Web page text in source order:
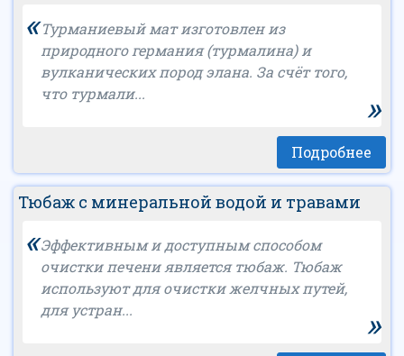
«Турманиевый мат изготовлен из
природного германия (турмалина) и
вулканических пород элана. За счёт того,
что турмали...
»
Подробнее
Тюбаж с минеральной водой и травами
«Эффективным и доступным способом
очистки печени является тюбаж. Тюбаж
используют для очистки желчных путей,
для устран...
»